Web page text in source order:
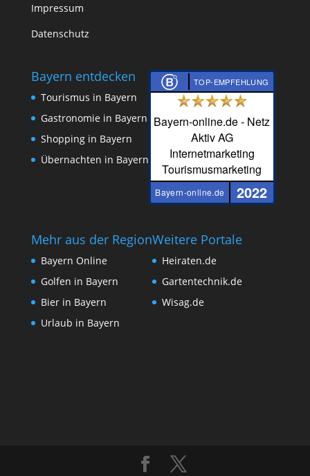
Impressum
Datenschutz
Bayern entdecken
Tourismus in Bayern
Gastronomie in Bayern
Shopping in Bayern
Übernachten in Bayern
TOP-EMPFEHLUNG
Bayern-online.de - Netz
Aktiv AG
Internetmarketing
Tourismusmarketing
Bayern-online.de 2022
Mehr aus der Region
Bayern Online
Golfen in Bayern
Bier in Bayern
Urlaub in Bayern
Weitere Portale
Heiraten.de
Gartentechnik.de
Wisag.de